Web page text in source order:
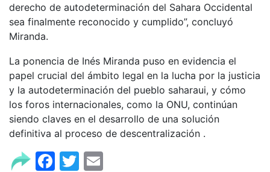
derecho de autodeterminación del Sahara Occidental
sea finalmente reconocido y cumplido”, concluyó
Miranda.
La ponencia de Inés Miranda puso en evidencia el
papel crucial del ámbito legal en la lucha por la justicia
y la autodeterminación del pueblo saharaui, y cómo
los foros internacionales, como la ONU, continúan
siendo claves en el desarrollo de una solución
definitiva al proceso de descentralización .
Facebook
Twitter